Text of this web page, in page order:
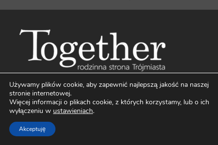
Facebook
Instagram
Używamy plików cookie, aby zapewnić najlepszą jakość na naszej
stronie internetowej.
Więcej informacji o plikach cookie, z których korzystamy, lub o ich
wyłączeniu w ustawieniach.
Akceptuję